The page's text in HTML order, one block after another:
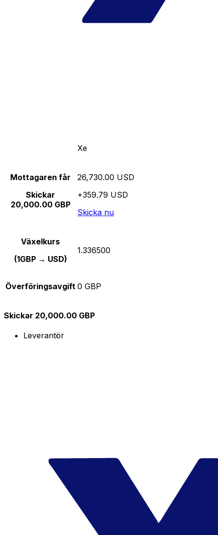
Xe
Mottagaren får
Skickar
20,000.00 GBP
26,730.00 USD
+359.79 USD
Skicka nu
Växelkurs
(1GBP → USD)
1.336500
Överföringsavgift 0 GBP
Skickar 20,000.00 GBP
Leverantör